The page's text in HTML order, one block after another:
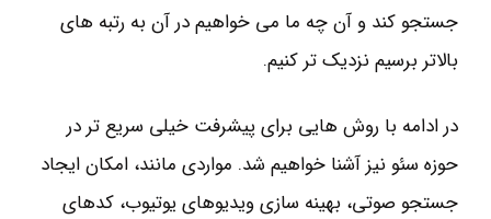
جستجو کند و آن چه ما می خواهیم در آن به رتبه های
بالاتر برسیم نزدیک تر کنیم.
در ادامه با روش هایی برای پیشرفت خیلی سریع تر در
حوزه سئو نیز آشنا خواهیم شد. مواردی مانند، امکان ایجاد
جستجو صوتی، بهینه سازی ویدیوهای یوتیوب، کدهای